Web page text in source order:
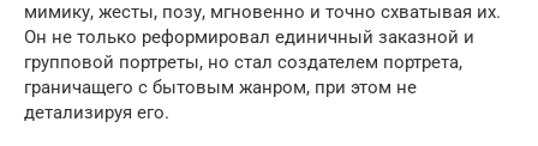
мимику, жесты, позу, мгновенно и точно схватывая их.
Он не только реформировал единичный заказной и
групповой портреты, но стал создателем портрета,
граничащего с бытовым жанром, при этом не
детализируя его.